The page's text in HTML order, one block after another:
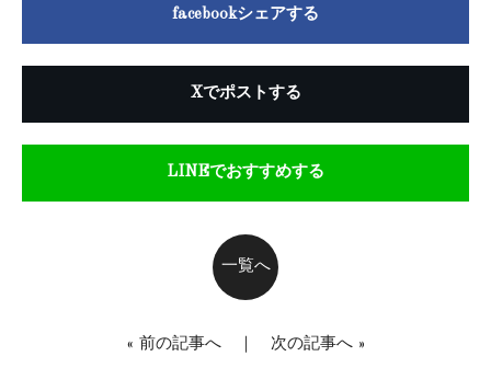
facebookシェアする
Xでポストする
LINEでおすすめする
一覧へ
« 前の記事へ｜ 次の記事へ»